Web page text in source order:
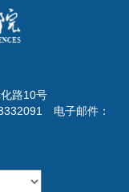
路10号
电子邮件：